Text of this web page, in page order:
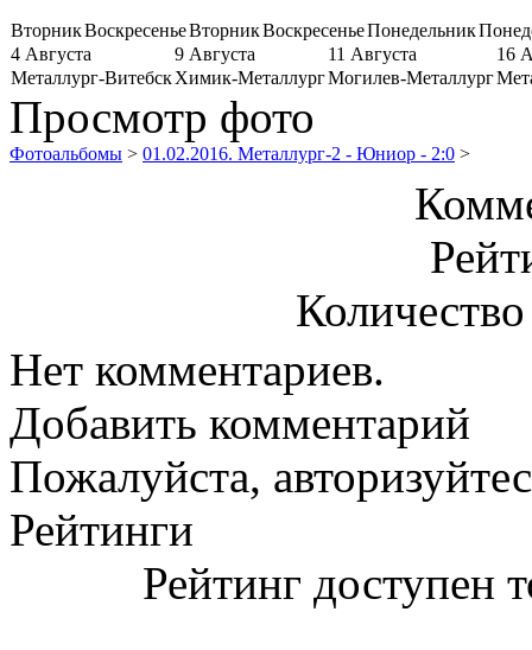
ВторникВоскресеньеВторникВоскресеньеПонедельник
4 Августа
9 Августа 11 Августа
16
Металлург-ВитебскХимик-МеталлургМогилев-Металлург
Просмотр фото
Фотоальбомы > 01.02.2016. Металлург-2 - Юниор - 2:0 >
Нет комментариев.
Добавить комментарий
Пожалуйста,
Рейтинги
Рейтинг доступен